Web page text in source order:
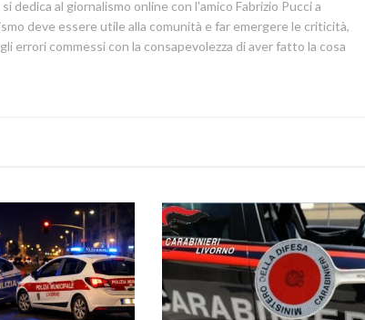
dedica al giornalismo online con l'amico Fabrizio Pucci a
deve essere utile alla comunità e far emergere le criticità,
errori commessi con la consapevolezza di aver fatto la cosa